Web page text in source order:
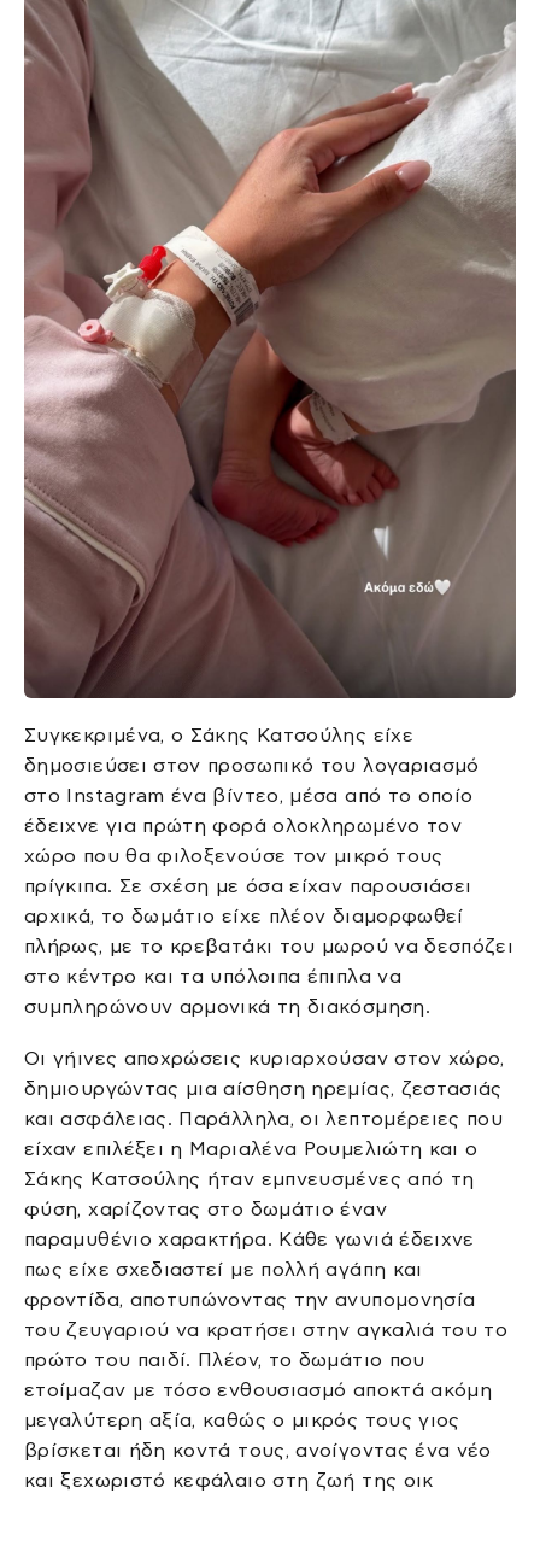
Συγκεκριμένα, ο Σάκης Κατσούλης είχε
δημοσιεύσει στον προσωπικό του λογαριασμό
στο Instagram ένα βίντεο, μέσα από το οποίο
έδειχνε για πρώτη φορά ολοκληρωμένο τον
χώρο που θα φιλοξενούσε τον μικρό τους
πρίγκιπα. Σε σχέση με όσα είχαν παρουσιάσει
αρχικά, το δωμάτιο είχε πλέον διαμορφωθεί
πλήρως, με το κρεβατάκι του μωρού να δεσπόζει
στο κέντρο και τα υπόλοιπα έπιπλα να
συμπληρώνουν αρμονικά τη διακόσμηση.
Οι γήινες αποχρώσεις κυριαρχούσαν στον χώρο,
δημιουργώντας μια αίσθηση ηρεμίας, ζεστασιάς
και ασφάλειας. Παράλληλα, οι λεπτομέρειες που
είχαν επιλέξει η Μαριαλένα Ρουμελιώτη και ο
Σάκης Κατσούλης ήταν εμπνευσμένες από τη
φύση, χαρίζοντας στο δωμάτιο έναν
παραμυθένιο χαρακτήρα. Κάθε γωνιά έδειχνε
πως είχε σχεδιαστεί με πολλή αγάπη και
φροντίδα, αποτυπώνοντας την ανυπομονησία
του ζευγαριού να κρατήσει στην αγκαλιά του το
πρώτο του παιδί. Πλέον, το δωμάτιο που
ετοίμαζαν με τόσο ενθουσιασμό αποκτά ακόμη
μεγαλύτερη αξία, καθώς ο μικρός τους γιος
βρίσκεται ήδη κοντά τους, ανοίγοντας ένα νέο
και ξεχωριστό κεφάλαιο στη ζωή της οικ